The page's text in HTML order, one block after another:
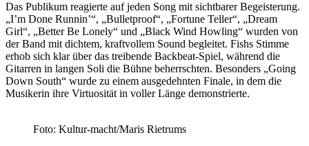
Das Publikum reagierte auf jeden Song mit sichtbarer Begeisterung.
„I’m Done Runnin’“, „Bulletproof“, „Fortune Teller“, „Dream
Girl“, „Better Be Lonely“ und „Black Wind Howling“ wurden von
der Band mit dichtem, kraftvollem Sound begleitet. Fishs Stimme
erhob sich klar über das treibende Backbeat-Spiel, während die
Gitarren in langen Soli die Bühne beherrschten. Besonders „Going
Down South“ wurde zu einem ausgedehnten Finale, in dem die
Musikerin ihre Virtuosität in voller Länge demonstrierte.
Foto: Kultur-macht/Maris Rietrums